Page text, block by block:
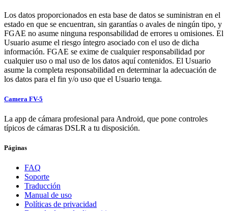
Los datos proporcionados en esta base de datos se suministran en el
estado en que se encuentran, sin garantías o avales de ningún tipo, y
FGAE no asume ninguna responsabilidad de errores u omisiones. El
Usuario asume el riesgo íntegro asociado con el uso de dicha
información. FGAE se exime de cualquier responsabilidad por
cualquier uso o mal uso de los datos aquí contenidos. El Usuario
asume la completa responsabilidad en determinar la adecuación de
los datos para el fin y/o uso que el Usuario tenga.
Camera FV-5
La app de cámara profesional para Android, que pone controles
típicos de cámaras DSLR a tu disposición.
Páginas
FAQ
Soporte
Traducción
Manual de uso
Políticas de privacidad